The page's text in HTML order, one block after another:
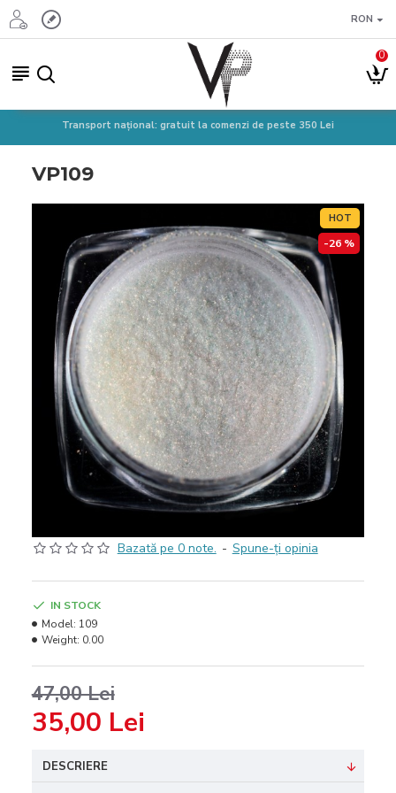
RON
0
Transport național: gratuit la comenzi de peste 350 Lei
VP109
HOT
-26 %
Bazată pe 0 note. - Spune-ţi opinia
35,00 Lei
47,00 Lei
IN STOCK
Model: 109
Weight: 0.00
DESCRIERE